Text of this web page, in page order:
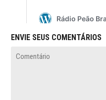
ENVIE SEUS COMENTÁRIOS